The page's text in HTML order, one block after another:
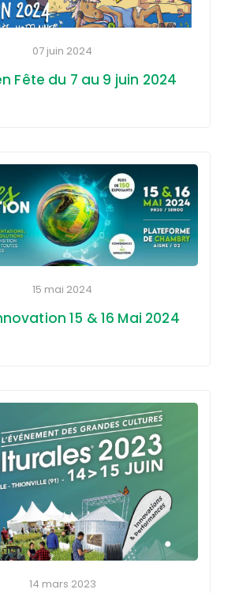
07 juin 2024
Fête du 7 au 9 juin 2024
15 mai 2024
15 & 16 Mai 2024
14 mars 2023